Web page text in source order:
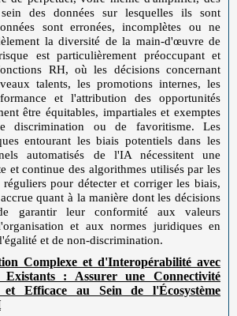
des données sur lesquelles ils sont
sont erronées, incomplètes ou ne
la diversité de la main-d'œuvre de
est particulièrement préoccupant et
RH, où les décisions concernant
talents, les promotions internes, les
et l'attribution des opportunités
être équitables, impartiales et exemptes
discrimination ou de favoritisme. Les
entourant les biais potentiels dans les
automatisés de l'IA nécessitent une
et continue des algorithmes utilisés par les
réguliers pour détecter et corriger les biais,
quant à la manière dont les décisions
garantir leur conformité aux valeurs
et aux normes juridiques en
et de non-discrimination.
Complexe et d'Interopérabilité avec
Existants : Assurer une Connectivité
et Efficace au Sein de l'Écosystème